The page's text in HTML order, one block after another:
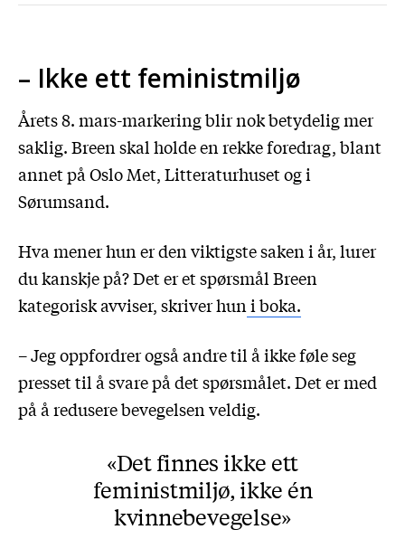
– Ikke ett feministmiljø
Årets 8. mars-markering blir nok betydelig mer
saklig. Breen skal holde en rekke foredrag, blant
annet på Oslo Met, Litteraturhuset og i
Sørumsand.
Hva mener hun er den viktigste saken i år, lurer
du kanskje på? Det er et spørsmål Breen
kategorisk avviser, skriver huni boka.
– Jeg oppfordrer også andre til å ikke føle seg
presset til å svare på det spørsmålet. Det er med
på å redusere bevegelsen veldig.
Det finnes ikke ett
feministmiljø, ikke én
kvinnebevegelse